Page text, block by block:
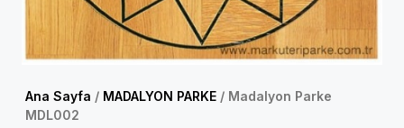
Ana Sayfa / MADALYON PARKE / Madalyon Parke
MDL002